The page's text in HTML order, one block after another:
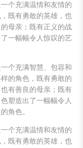
个充满温情和友情的
既有勇敢的英雄，也
母亲；既有正义的战
一幅幅令人惊叹的艺
个充满智慧、包容和
的角色，既有勇敢的
有善良的母亲；既有
塑造出了一幅幅令人
角色。
个充满温情和友情的
既有勇敢的英雄，也